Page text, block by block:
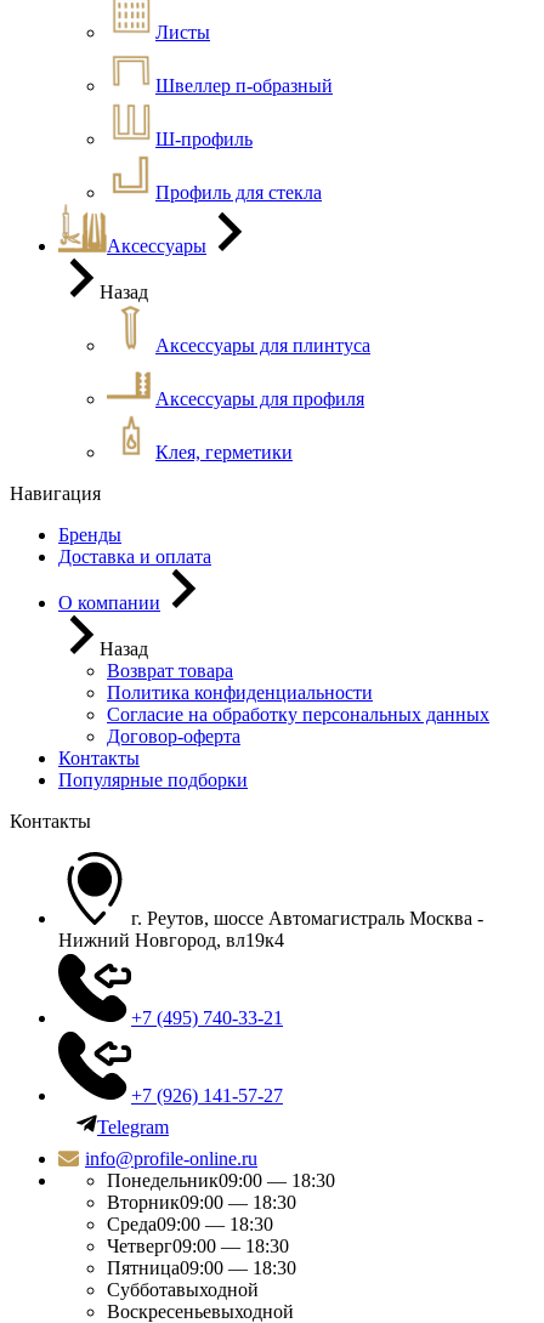
Листы
Швеллер п-образный
Ш-профиль
Профиль для стекла
Аксессуары
Назад
Аксессуары для плинтуса
Аксессуары для профиля
Клея, герметики
Навигация
Бренды
Доставка и оплата
О компании
Назад
Возврат товара
Политика конфиденциальности
Согласие на обработку персональных данных
Договор-оферта
Контакты
Популярные подборки
Контакты
г. Реутов, шоссе Автомагистраль Москва -
Нижний Новгород, вл19к4
+7 (495) 740-33-21
+7 (926) 141-57-27
Telegram
info@profile-online.ru
Понедельник09:00 — 18:30
Вторник09:00 — 18:30
Среда09:00 — 18:30
Четверг09:00 — 18:30
Пятница09:00 — 18:30
Субботавыходной
Воскресеньевыходной